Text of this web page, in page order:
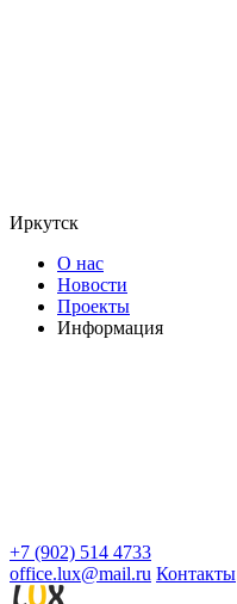
Иркутск
О нас
Новости
Проекты
Информация
+7 (902) 514 4733
office.lux@mail.ru Контакты